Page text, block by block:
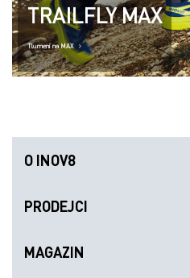
TRAILFLY MAX
Tlumení na MAX
O INOV8
PRODEJCI
MAGAZIN